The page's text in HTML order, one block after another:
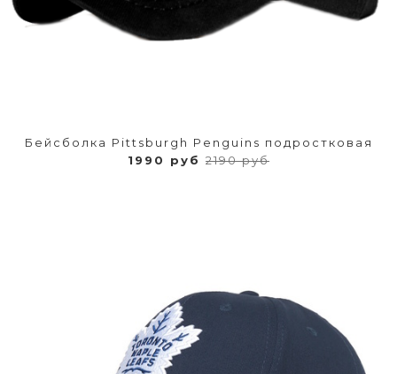
Бейсболка Pittsburgh Penguins подростковая
1990 руб 2190 руб